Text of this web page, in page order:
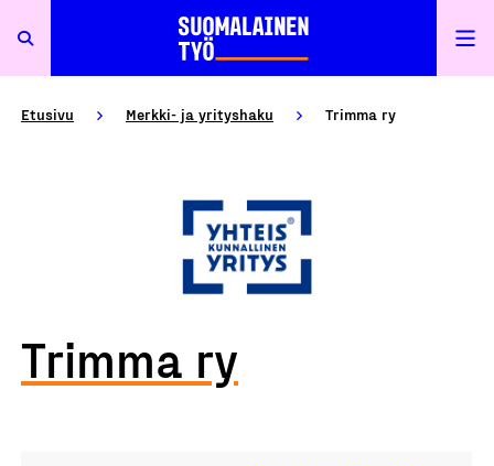
Etusivu Merkki- ja yrityshaku Trimma ry
Trimma ry